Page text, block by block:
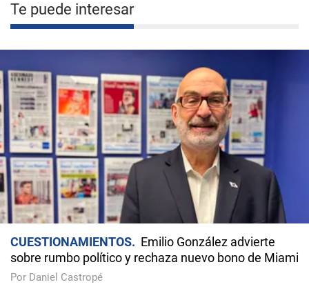
Te puede interesar
CUESTIONAMIENTOS
Emilio González advierte
sobre rumbo político y rechaza nuevo bono de Miami
Por Daniel Castropé